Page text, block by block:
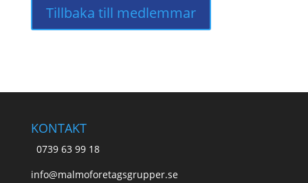
Tillbaka till medlemmar
KONTAKT
0739 63 99 18
info@malmoforetagsgrupper.se